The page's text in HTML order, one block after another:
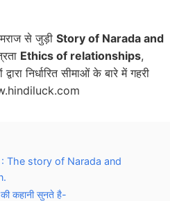
से जुड़ी Story of Narada and
Ethics of relationships,
निर्धारित सीमाओं के बारे में गहरी
The story of Narada and
की कहानी सुनते है-